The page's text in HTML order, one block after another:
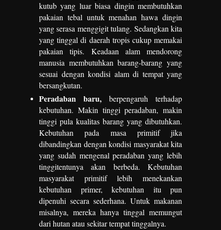
kutub yang luar biasa dingin membutuhkan
pakaian tebal untuk menahan hawa dingin
yang serasa menggigit tulang. Sedangkan kita
yang tinggal di daerah tropis cukup memakai
pakaian tipis. Keadaan alam mendorong
manusia membutuhkan barang-barang yang
sesuai dengan kondisi alam di tempat yang
bersangkutan.
Peradaban baru, berpengaruh terhadap
kebutuhan. Makin tinggi peradaban, makin
tinggi pula kualitas barang yang dibutuhkan.
Kebutuhan pada masa primitif jika
dibandingkan dengan kondisi masyarakat kita
yang sudah mengenal peradaban yang lebih
tinggitentunya akan berbeda. Kebutuhan
masyarakat primitif lebih menekankan
kebutuhan primer, kebutuhan itu pun
dipenuhi secara sederhana. Untuk makanan
misalnya, mereka hanya tinggal memungut
dari hutan atau sekitar tempat tinggalnya.